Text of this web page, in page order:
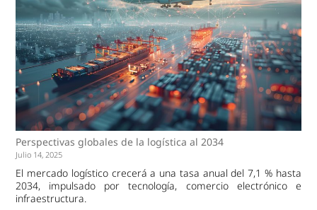
Perspectivas globales de la logística al 2034
Julio 14, 2025
El mercado logístico crecerá a una tasa anual del 7,1 % hasta
2034, impulsado por tecnología, comercio electrónico e
infraestructura.